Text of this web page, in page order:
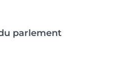
parlement